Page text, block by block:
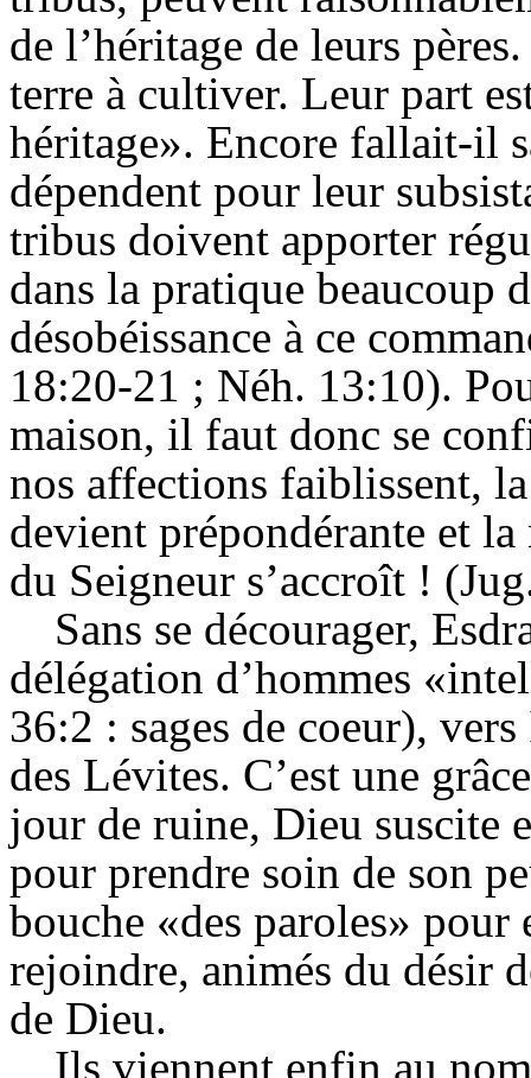
de l’héritage de leurs
terre à cultiver. Leur part
héritage». Encore fallait-il
dépendent pour leur
tribus doivent apporter
dans la pratique beaucoup
désobéissance à ce
18:20-21 ; Néh. 13:10).
maison, il faut donc se
nos affections faiblissent,
devient prépondérante et
du Seigneur s’accroît !
Sans se décourager,
délégation d’hommes
36:2 : sages de coeur),
des Lévites. C’est une
jour de ruine, Dieu suscite
pour prendre soin de son
bouche «des paroles» pour
rejoindre, animés du désir
de Dieu.
Ils viennent enfin au